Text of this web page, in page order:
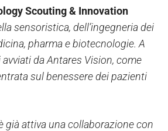
Scouting & Innovation
sensoristica, dell’ingegneria dei
pharma e biotecnologie. A
da Antares Vision, come
sul benessere dei pazienti
già attiva una collaborazione con